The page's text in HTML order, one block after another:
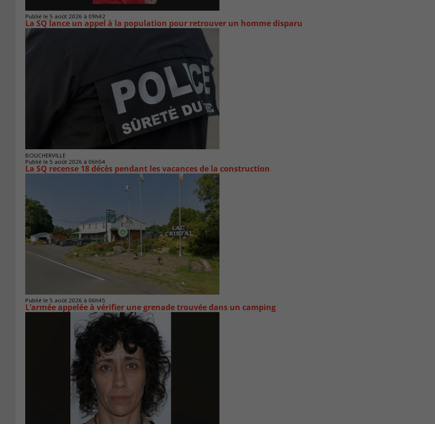
Publié le 5 août 2026 à 09h42
La SQ lance un appel à la population pour retrouver un homme disparu
BOUCHERVILLE
Publié le 5 août 2026 à 06h54
La SQ recense 18 décès pendant les vacances de la construction
Publié le 5 août 2026 à 06h45
L’armée appelée à vérifier une grenade trouvée dans un camping